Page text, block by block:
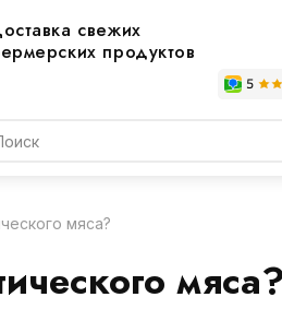
свежих
продуктов
мяса?
мяса?